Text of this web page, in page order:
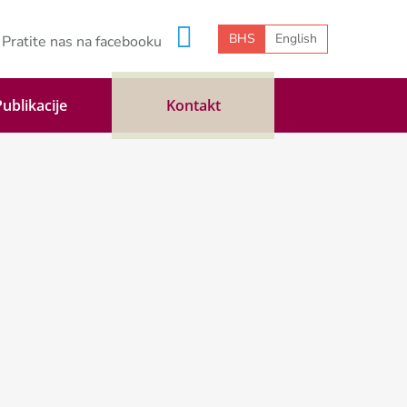
Pratite nas na facebooku BHS English
Kontakt